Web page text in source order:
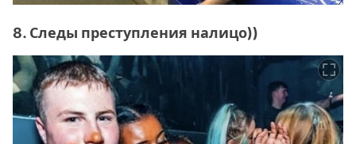
8. Следы преступления налицо))